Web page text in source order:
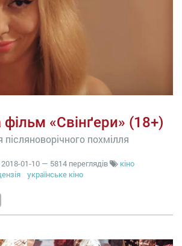
фільм «Свінґери» (18+)
післяноворічного похмілля
2018-01-10 — 5814 переглядів
кіно
українське кіно